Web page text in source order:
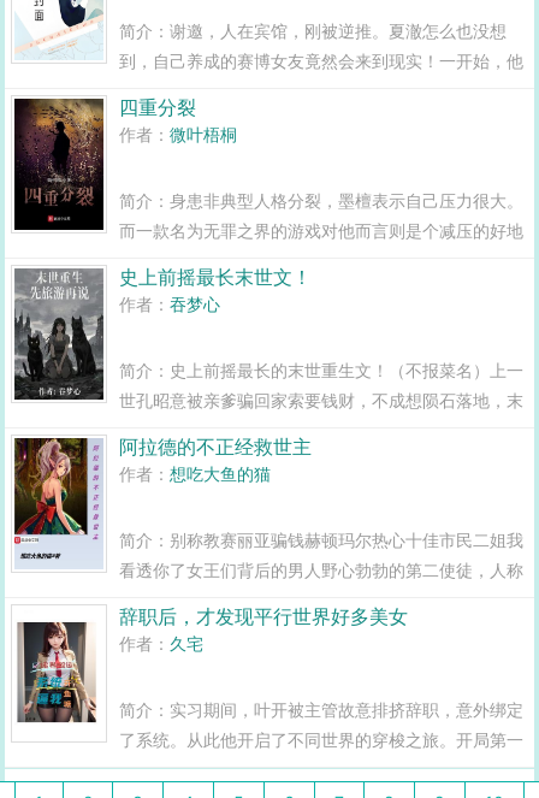
简介：谢邀，人在宾馆，刚被逆推。夏澈怎么也没想
到，自己养成的赛博女友竟然会来到现实！一开始，他
的女友已死亡莫名其妙死亡的女友。无限重来的七日轮
四重分裂
作者：微叶梧桐
简介：身患非典型人格分裂，墨檀表示自己压力很大。
而一款名为无罪之界的游戏对他而言则是个减压的好地
的根源与作俑者。守序善良的他坚韧而心怀正义，是别
史上前摇最长末世文！
作者：吞梦心
简介：史上前摇最长的末世重生文！（不报菜名）上一
世孔昭意被亲爹骗回家索要钱财，不成想陨石落地，末
衣少食的困境下，亲眼看着妈妈被亲爹割喉，自己也被
阿拉德的不正经救世主
作者：想吃大鱼的猫
简介：别称教赛丽亚骗钱赫顿玛尔热心十佳市民二姐我
看透你了女王们背后的男人野心勃勃的第二使徒，人称
拉，将使徒一一转移，借助冒险家工具人之手消灭干
辞职后，才发现平行世界好多美女
作者： 久宅
简介：实习期间，叶开被主管故意排挤辞职，意外绑定
了系统。从此他开启了不同世界的穿梭之旅。开局第一
个末日世界，他就遇到了一位被困在家里的千金大小